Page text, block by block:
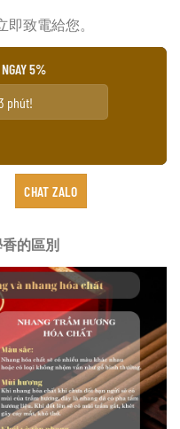
即致電給您。
5%
CHAT ZALO
的區別